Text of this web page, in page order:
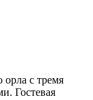
орла с тремя
Гостевая